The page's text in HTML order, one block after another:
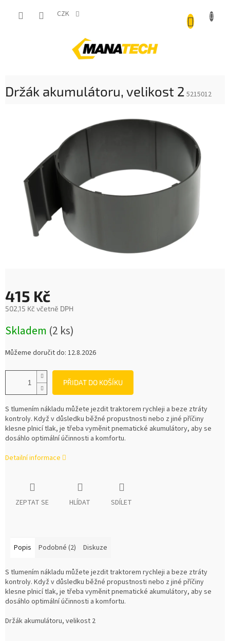
CZK
Držák akumulátoru, velikost 2 5215012
415 Kč
502,15 Kč včetně DPH
cena:
Skladem (2 ks)
Můžeme doručit do: 12.8.2026
PŘIDAT DO KOŠÍKU
S tlumením nákladu můžete jezdit traktorem rychleji a beze ztráty
kontroly. Když v důsledku běžné propustnosti nebo z jiné příčiny
klesne plnicí tlak, je třeba vyměnit pnematické akumulátory, aby se
dosáhlo optimální účinnosti a komfortu.
Detailní informace
ZEPTAT SE HLÍDAT SDÍLET
Popis Podobné (2) Diskuze
S tlumením nákladu můžete jezdit traktorem rychleji a beze ztráty
kontroly. Když v důsledku běžné propustnosti nebo z jiné příčiny
klesne plnicí tlak, je třeba vyměnit pnematické akumulátory, aby se
dosáhlo optimální účinnosti a komfortu.
Držák akumulátoru, velikost 2